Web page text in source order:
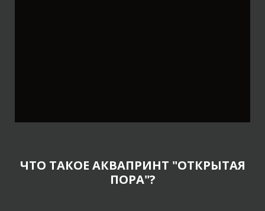
ЧТО ТАКОЕ АКВАПРИНТ "ОТКРЫТАЯ
ПОРА"?